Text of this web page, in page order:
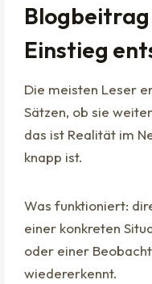
Einstieg
Die meisten Leser
Sätzen, ob sie
das ist Realität im
knapp ist.
Was funktioniert:
einer konkreten
oder einer
wiedererkennt.